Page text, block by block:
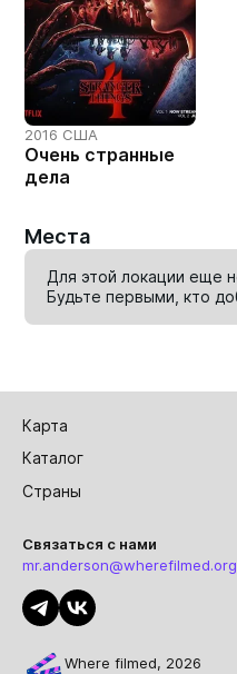
2016 США
Очень странные
дела
Места
Для этой локации еще
Будьте первыми, кто
Карта
Каталог
Страны
Связаться с нами
mr.anderson@wherefilmed.org
Where filmed, 2026